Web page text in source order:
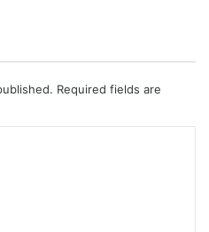
Required fields are